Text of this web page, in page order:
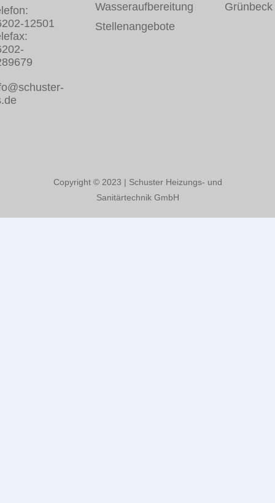
12501
Wasseraufbereitung
Stellenangebote
Grünbeck
Copyright © 2023 | Schuster Heizungs- und
Sanitärtechnik GmbH